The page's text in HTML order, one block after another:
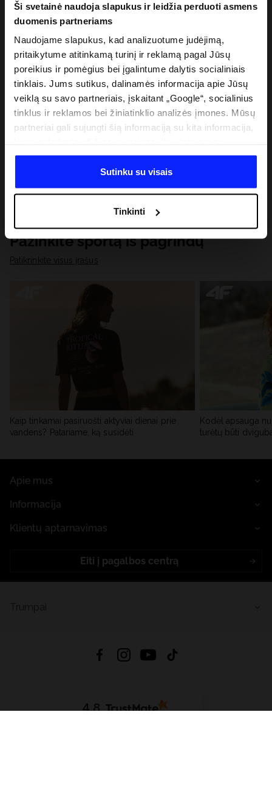
Ši svetainė naudoja slapukus ir leidžia perduoti asmens
duomenis partneriams
Naudojame slapukus, kad analizuotume judėjimą,
pritaikytume atitinkamą turinį ir reklamą pagal Jūsų
poreikius ir pomėgius bei įgalintume dalytis socialiniais
tinklais. Jums sutikus, dalinamės informacija apie Jūsų
veiklą su savo partneriais, įskaitant „Google“, socialinius
tinklus ir reklamos bei žiniatinklio analizės įmones. Mūsų
partneriai gali sujungti šią informaciją su kita informacija,
duomenimis, kuriuos jie gauna, kai naudojatės jų
paslaugomis. Gavus Jūsų leidimą, mes galime perduoti
Jūsų asmeninę informaciją savo partneriams, siekdami
analitinius tyrimus, pritaikyti turinį ir tobulinti mūsų
partnerių siūlomus sprendimus (pvz., socialinius tinklus).
Išsamią informaciją rasite mūsų Privatumo politikoje ir
skiltyje „Išsami informacija“.
Sutinku su visais
Tinkinti
Pažinkite sportą iš pagrindų
Patikrinkite visus įrašus
Kaip tinkamai pasiruošti aktyviai dienai prie
vandens? Patariame, ką susidėti
Kodėl apsauga
turėtų būti
Apie mus
Informacija
Klientų aptarnavimas
Eiti į pagalbos centrą
4.8